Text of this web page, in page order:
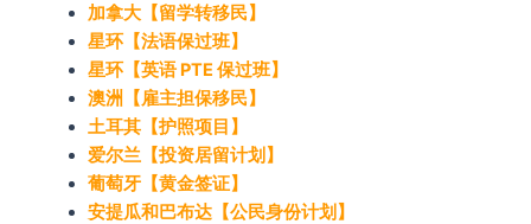
加拿大【留学转移民】
星环【法语保过班】
星环【英语 PTE 保过班】
澳洲【雇主担保移民】
土耳其【护照项目】
爱尔兰【投资居留计划】
葡萄牙【黄金签证】
安提瓜和巴布达【公民身份计划】